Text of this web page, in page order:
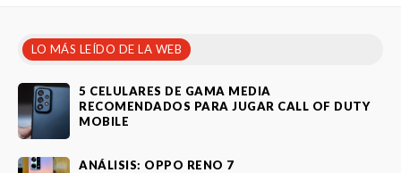
LO MÁS LEÍDO DE LA WEB
5 CELULARES DE GAMA MEDIA
RECOMENDADOS PARA JUGAR CALL OF DUTY
MOBILE
ANÁLISIS: OPPO RENO 7